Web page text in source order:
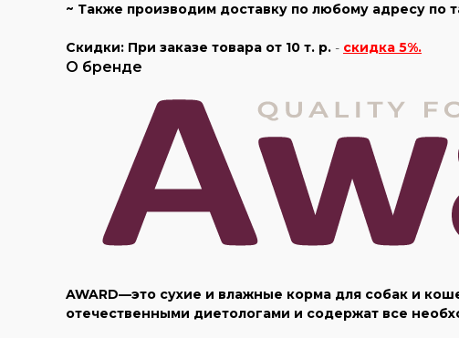
~ Также производим доставку по любому адресу по
Скидки: При заказе товара от 10 т. р. - скидка 5%.
О бренде
AWARD—это сухие и влажные корма для собак и
отечественными диетологами и содержат все